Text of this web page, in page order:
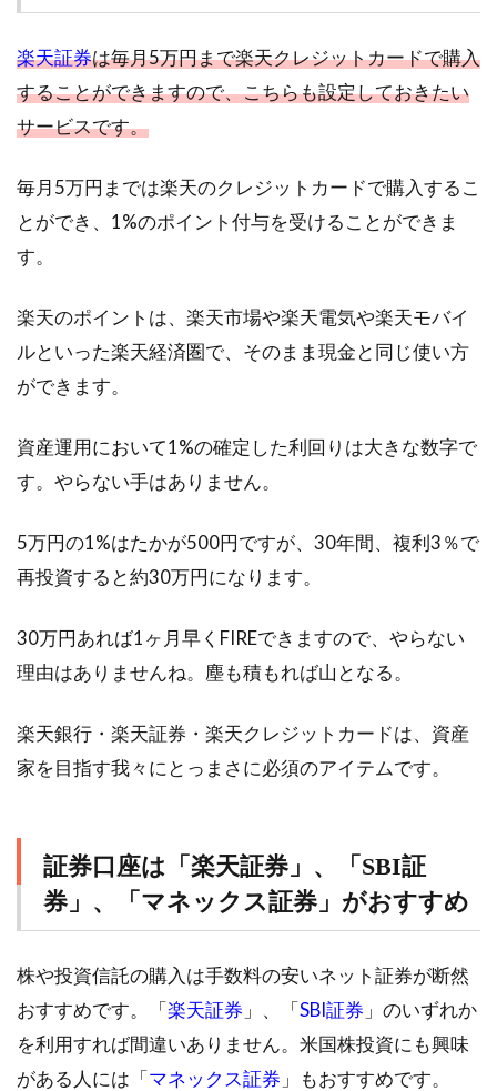
楽天証券は毎月5万円まで楽天クレジットカードで購入
することができますので、こちらも設定しておきたい
サービスです。
毎月5万円までは楽天のクレジットカードで購入するこ
とができ、1%のポイント付与を受けることができま
す。
楽天のポイントは、楽天市場や楽天電気や楽天モバイ
ルといった楽天経済圏で、そのまま現金と同じ使い方
ができます。
資産運用において1%の確定した利回りは大きな数字で
す。やらない手はありません。
5万円の1%はたかが500円ですが、30年間、複利3％で
再投資すると約30万円になります。
30万円あれば1ヶ月早くFIREできますので、やらない
理由はありませんね。塵も積もれば山となる。
楽天銀行・楽天証券・楽天クレジットカードは、資産
家を目指す我々にとっまさに必須のアイテムです。
証券口座は「楽天証券」、「SBI証
券」、「マネックス証券」がおすすめ
株や投資信託の購入は手数料の安いネット証券が断然
おすすめです。「楽天証券 」、「SBI証券 」のいずれか
を利用すれば間違いありません。米国株投資にも興味
がある人には「マネックス証券 」もおすすめです。